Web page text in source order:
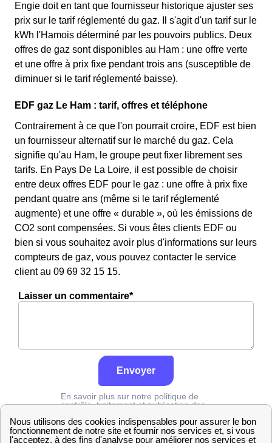
Engie doit en tant que fournisseur historique ajuster ses
prix sur le tarif réglementé du gaz. Il s'agit d'un tarif sur le
kWh l'Hamois déterminé par les pouvoirs publics. Deux
offres de gaz sont disponibles au Ham : une offre verte
et une offre à prix fixe pendant trois ans (susceptible de
diminuer si le tarif réglementé baisse).
EDF gaz Le Ham : tarif, offres et téléphone
Contrairement à ce que l'on pourrait croire, EDF est bien
un fournisseur alternatif sur le marché du gaz. Cela
signifie qu'au Ham, le groupe peut fixer librement ses
tarifs. En Pays De La Loire, il est possible de choisir
entre deux offres EDF pour le gaz : une offre à prix fixe
pendant quatre ans (même si le tarif réglementé
augmente) et une offre « durable », où les émissions de
CO2 sont compensées. Si vous êtes clients EDF ou
bien si vous souhaitez avoir plus d'informations sur leurs
compteurs de gaz, vous pouvez contacter le service
client au 09 69 32 15 15.
Laisser un commentaire*
Envoyer
En savoir plus sur notre politique de
contrôle, traitement et publication des